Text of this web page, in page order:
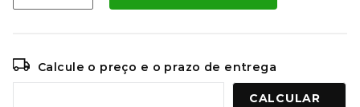
Calcule o preço e o prazo de entrega